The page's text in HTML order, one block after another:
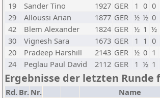
19
Sander Tino 1927 GER 1 0 0
29
Alloussi Arian 1877 GER ½ ½ 0
42
Blem Alexander 1824 GER ½ 1 ½
30
Vignesh Sara 1673 GER 1 1 0
20
Pradeep Harshill 2143 GER ½ 0 1
24
Peglau Paul David 2112 GER 1 ½ 1
Ergebnisse der letzten Runde
Rd. Br. Nr. Name